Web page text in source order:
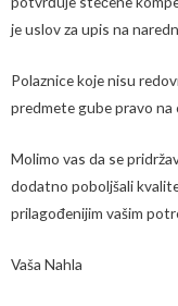
je uslov za upis na
Polaznice koje nisu
predmete gube pravo na
Molimo vas da se
dodatno poboljšali
prilagođenijim vašim
Vaša Nahla